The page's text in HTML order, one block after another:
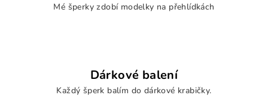
Mé šperky zdobí modelky na přehlídkách
Dárkové balení
Každý šperk balím do dárkové krabičky.